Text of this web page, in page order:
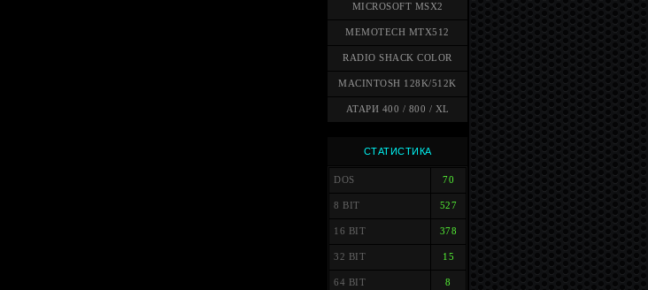
MICROSOFT MSX2
MEMOTECH MTX512
RADIO SHACK COLOR
MACINTOSH 128K/512K
АТАРИ 400 / 800 / XL
СТАТИСТИКА
DOS 70
8 BIT 527
16 BIT 378
32 BIT 15
64 BIT 8